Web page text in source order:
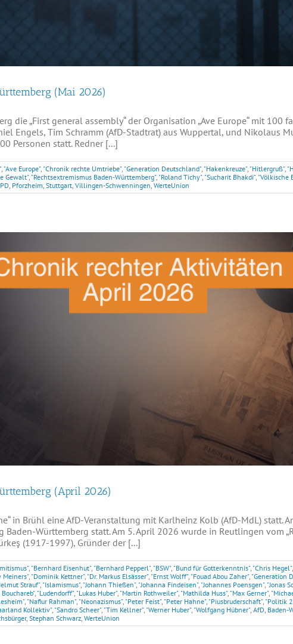
(Mai 2026)
die „First general assembly“ der Organisation „Ave Europe“ mit 100
Engels, Tim Schramm (AfD-Stadtrat) aus Wuppertal, und Nikolaus
Personen statt. Redner [...]
, "Ave Europe", "Chronik rechte Umtriebe", "Generation Deutschland", "Hakenkreuze", "Hitlergruß",
Gewalt", "Rechtsextremismus Baden-Württemberg", "Roland Tichy", "Sucharit Bhakdi", "Völkische
, Pforzheim, Stuttgart, Villingen-Schwenningen, WerteUnion
(April 2026)
in Brühl eine AfD-Veranstaltung mit Karlheinz Kolb (AfD-MdL) statt.
Württemberg statt. Am 5. April 2026 wurde in Reutlingen vom
(1917-1997), Gründer der [...]
, "Bernhard Eisenhut", "Bernhard Pepperl", "BSW", "Bund für Gotterkenntnis", "Chris Hegel",
Meiners", "Dominik Kettner", "Dr. Markus Elsässer", "Ernst Wolff", "Fouad Abou Zaher", "Generation
Strauf", "Islamismus", "Johann Thießen", "Johanna Findeisen", "Johannes Poensgen", "Jonas
, "Ludendorff", "Lukas Huber", "Martin Rothweiler", "Mathilda Huss", "Max Gerner",
, "Nafiur Rahman", "Neonazismus", "Peter Feist", "Peter Hahne", "Piusbruderschaft", "Politik
Kollektiv", "Sandro Scheer", "Tim Kellner", "Werner Huber", "Wolfgang Hübner", AfD, Baden-
, Stephan Schwarz, WerteUnion